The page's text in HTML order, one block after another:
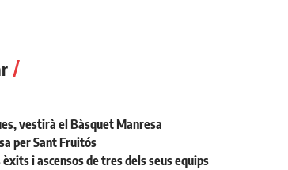
vestirà el Bàsquet Manresa
per Sant Fruitós
i ascensos de tres dels seus equips